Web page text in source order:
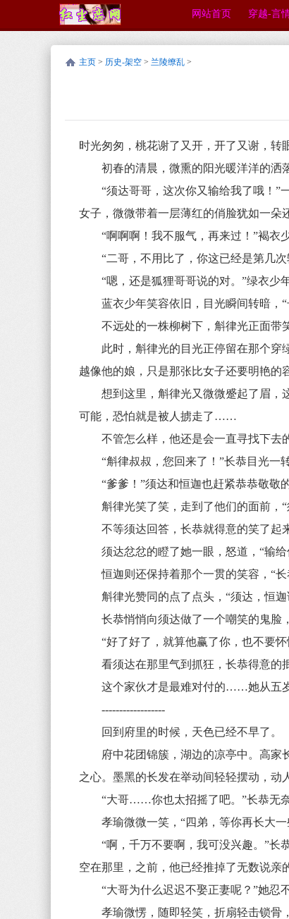
网站首页 穿越-言
主页 > 历史-架空 > 兰陵缭乱 >
时光匆匆，桃花谢了又开，开了又谢，转
初春的清晨，微熏的阳光暖洋洋的洒落
“须达哥哥，这次你又输给我了哦！”一
女子，微微带着一层薄红的俏脸犹如一朵
“啊啊啊！我不服气，再来过！”褐衣
“二哥，不用比了，你这已经是第几次
“嗯，还是狐狸哥哥说的对。”绿衣少
蓝衣少年笑容依旧，目光瞬间转暗，
不远处的一株柳树下，斛律光正面带笑
此时，斛律光的目光正停留在那个穿绿
越像他的娘，只是那张比女子还要明艳的
想到这里，斛律光又微微蹙起了眉，这
可能，恐怕就是被人掳走了……
不管怎么样，他还是会一直寻找下去
“斛律叔叔，您回来了！”长恭目光一转
“爹爹！”须达和恒迦也赶紧恭恭敬敬
斛律光笑了笑，走到了他们的面前，“
不等须达回答，长恭就得意的笑了起
须达忿忿的瞪了她一眼，怒道，“输给
恒迦则还保持着那个一贯的笑容，“长
斛律光赞同的点了点头，“须达，恒迦
长恭悄悄向须达做了一个嘲笑的鬼脸，
“好了好了，就算他赢了你，也不要怀
看须达在那里气到抓狂，长恭得意的抿
这个家伙才是最难对付的……她从五岁
------------------
回到府里的时候，天色已经不早了。
府中花团锦簇，湖边的凉亭中。高家长
之心。墨黑的长发在举动间轻轻摆动，动
“大哥……你也太招摇了吧。”长恭无奈
孝瑜微微一笑，“四弟，等你再长大一
“啊，千万不要啊，我可没兴趣。”长恭
空在那里，之前，他已经推掉了无数说亲
“大哥为什么迟迟不娶正妻呢？”她忍
孝瑜微愣，随即轻笑，折扇轻击锁骨